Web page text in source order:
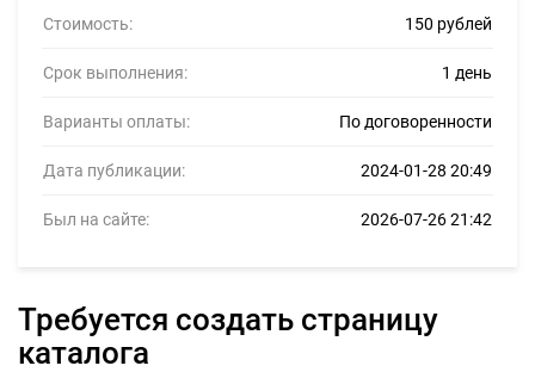
Стоимость: 150 рублей
Срок выполнения: 1 день
Варианты оплаты: По договоренности
Дата публикации: 2024-01-28 20:49
Был на сайте: 2026-07-26 21:42
Требуется создать страницу
каталога